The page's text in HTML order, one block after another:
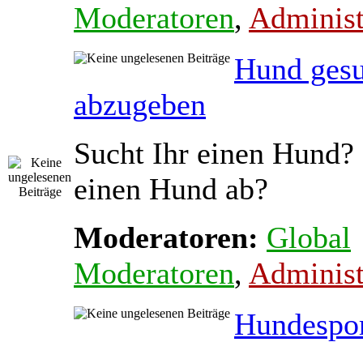
Moderatoren,
Hund
abzugeben
Sucht Ihr einen
einen Hund ab?
Moderatoren: Global
Moderatoren,